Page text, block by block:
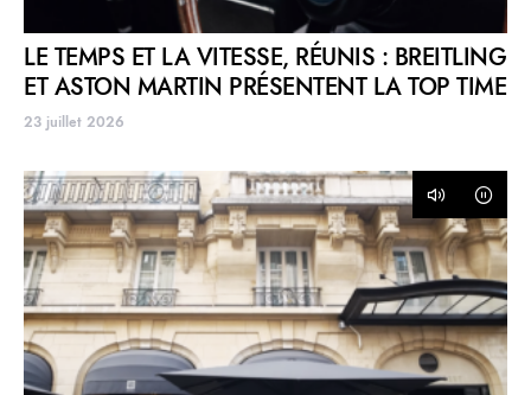
LE TEMPS ET LA VITESSE, RÉUNIS : BREITLING
ET ASTON MARTIN PRÉSENTENT LA TOP TIME
23 juillet 2026